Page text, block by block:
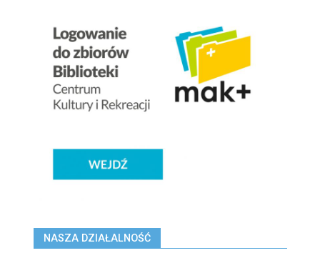
NASZA DZIAŁALNOŚĆ